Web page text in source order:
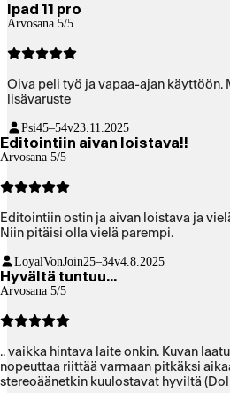
Ipad 11 pro
Arvosana 5/5
Oiva peli työ ja vapaa-ajan käyttöön.
lisävaruste
Psi45–54v23.11.2025
Editointiin aivan loistava!!
Arvosana 5/5
Editointiin ostin ja aivan loistava ja
Niin pitäisi olla vielä parempi.
LoyalVonJoin25–34v4.8.2025
Hyvältä tuntuu...
Arvosana 5/5
.. vaikka hintava laite onkin. Kuvan
nopeuttaa riittää varmaan pitkäksi
stereoäänetkin kuulostavat hyviltä